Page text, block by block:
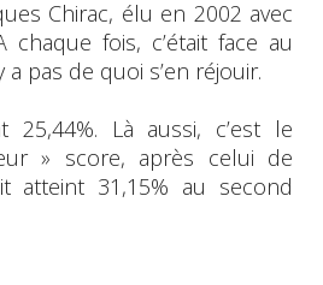
Chirac, élu en 2002 avec
chaque fois, c’était face au
a pas de quoi s’en réjouir.
25,44%. Là aussi, c’est le
» score, après celui de
atteint 31,15% au second